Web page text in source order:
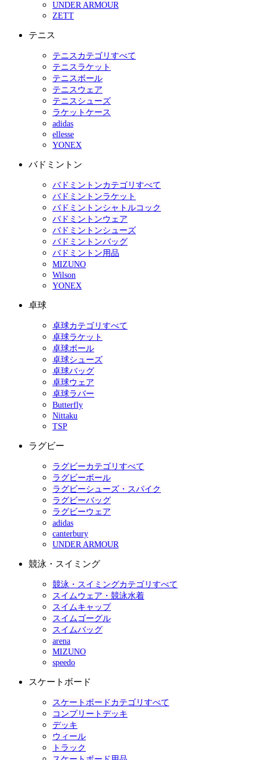
UNDER ARMOUR
ZETT
テニス
テニスカテゴリすべて
テニスラケット
テニスボール
テニスウェア
テニスシューズ
ラケットケース
adidas
ellesse
YONEX
バドミントン
バドミントンカテゴリすべて
バドミントンラケット
バドミントンシャトルコック
バドミントンウェア
バドミントンシューズ
バドミントンバッグ
バドミントン用品
MIZUNO
Wilson
YONEX
卓球
卓球カテゴリすべて
卓球ラケット
卓球ボール
卓球シューズ
卓球バッグ
卓球ウェア
卓球ラバー
Butterfly
Nittaku
TSP
ラグビー
ラグビーカテゴリすべて
ラグビーボール
ラグビーシューズ・スパイク
ラグビーバッグ
ラグビーウェア
adidas
canterbury
UNDER ARMOUR
競泳・スイミング
競泳・スイミングカテゴリすべて
スイムウェア・競泳水着
スイムキャップ
スイムゴーグル
スイムバッグ
arena
MIZUNO
speedo
スケートボード
スケートボードカテゴリすべて
コンプリートデッキ
デッキ
ウィール
トラック